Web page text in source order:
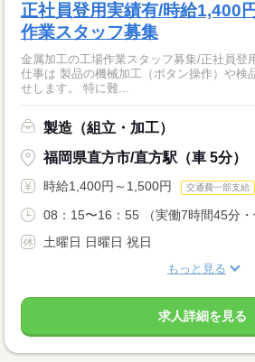
正社員登用実績有/時給1,400
作業スタッフ募集
金属加工の工場作業スタッフ募集/正社員登
仕事は 製品の機械加工（ボタン操作）や検
せします。 特に難...
製造（組立・加工）
福岡県直方市/直方駅（車 5分）
時給1,400円～1,500円 交通費一部支給
08：15〜16：55 （実働7時間45分・
土曜日 日曜日 祝日
もっと見る
求人詳細を見る